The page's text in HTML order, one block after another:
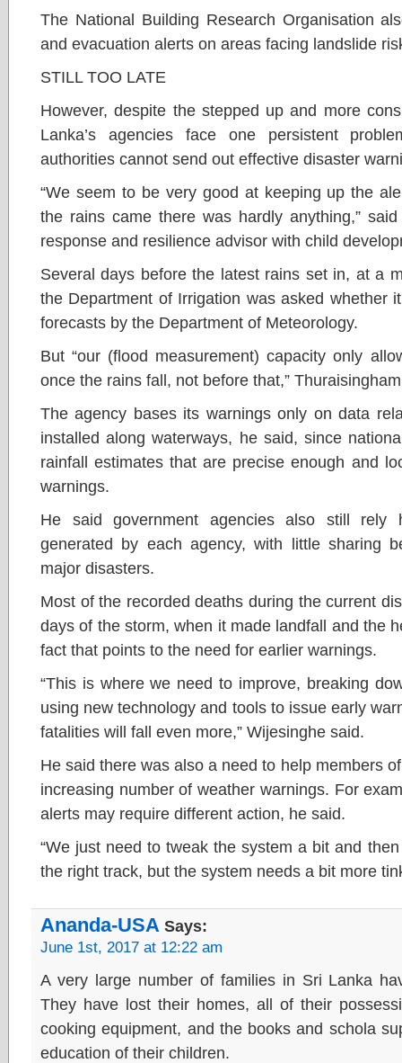
The National Building Research Organisation
and evacuation alerts on areas facing landslide
STILL TOO LATE
However, despite the stepped up and more
Lanka’s agencies face one persistent
authorities cannot send out effective disaster
“We seem to be very good at keeping up the
the rains came there was hardly anything,”
response and resilience advisor with child
Several days before the latest rains set in, at a
the Department of Irrigation was asked whether
forecasts by the Department of Meteorology.
But “our (flood measurement) capacity only
once the rains fall, not before that,”
The agency bases its warnings only on data
installed along waterways, he said, since
rainfall estimates that are precise enough and
warnings.
He said government agencies also still rely
generated by each agency, with little sharing
major disasters.
Most of the recorded deaths during the current
days of the storm, when it made landfall and the
fact that points to the need for earlier warnings.
“This is where we need to improve, breaking
using new technology and tools to issue early
fatalities will fall even more,” Wijesinghe said.
He said there was also a need to help members
increasing number of weather warnings. For
alerts may require different action, he said.
“We just need to tweak the system a bit and
the right track, but the system needs a bit more
Ananda-USA Says:
June 1st, 2017 at 12:22 am
A very large number of families in Sri Lanka
They have lost their homes, all of their
cooking equipment, and the books and schola
education of their children.